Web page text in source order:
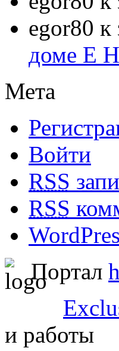
egor80 к
доме E
Мета
Войти
RSS
RSS
Портал
и работы